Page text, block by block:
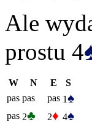
Ale
prostu 4
W N E
S
pas pas pas 1♠
pas 2♣ 2♦ 4♠